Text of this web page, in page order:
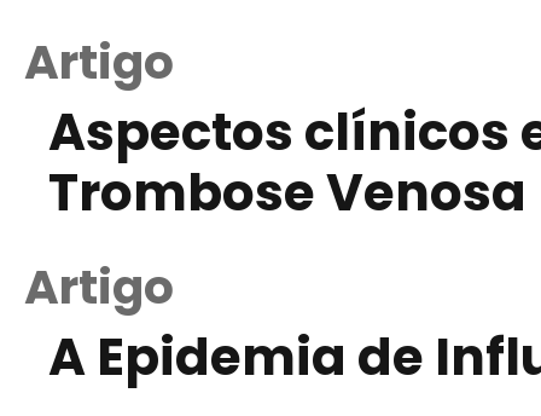
Artigo
Aspectos clínicos
Trombose
Artigo
A Epidemia de